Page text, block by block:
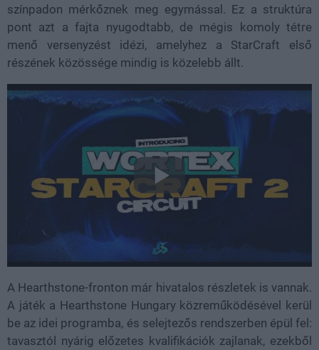
színpadon mérkőznek meg egymással. Ez a struktúra
pont azt a fajta nyugodtabb, de mégis komoly tétre
menő versenyzést idézi, amelyhez a StarCraft első
részének közössége mindig is közelebb állt.
A Hearthstone-fronton már hivatalos részletek is vannak.
A játék a Hearthstone Hungary közreműködésével kerül
be az idei programba, és selejtezős rendszerben épül fel:
tavasztól nyárig előzetes kvalifikációk zajlanak, ezekből